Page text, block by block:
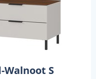
Walnoot S